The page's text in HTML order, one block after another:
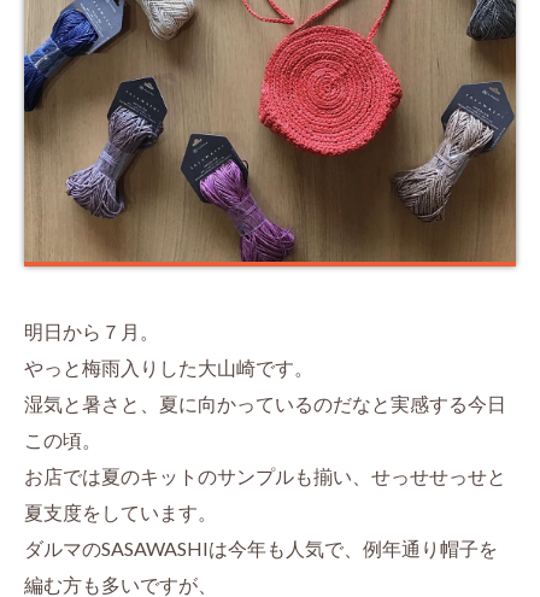
明日から７月。
やっと梅雨入りした大山崎です。
湿気と暑さと、夏に向かっているのだなと実感する今日
この頃。
お店では夏のキットのサンプルも揃い、せっせせっせと
夏支度をしています。
ダルマのSASAWASHIは今年も人気で、例年通り帽子を
編む方も多いですが、